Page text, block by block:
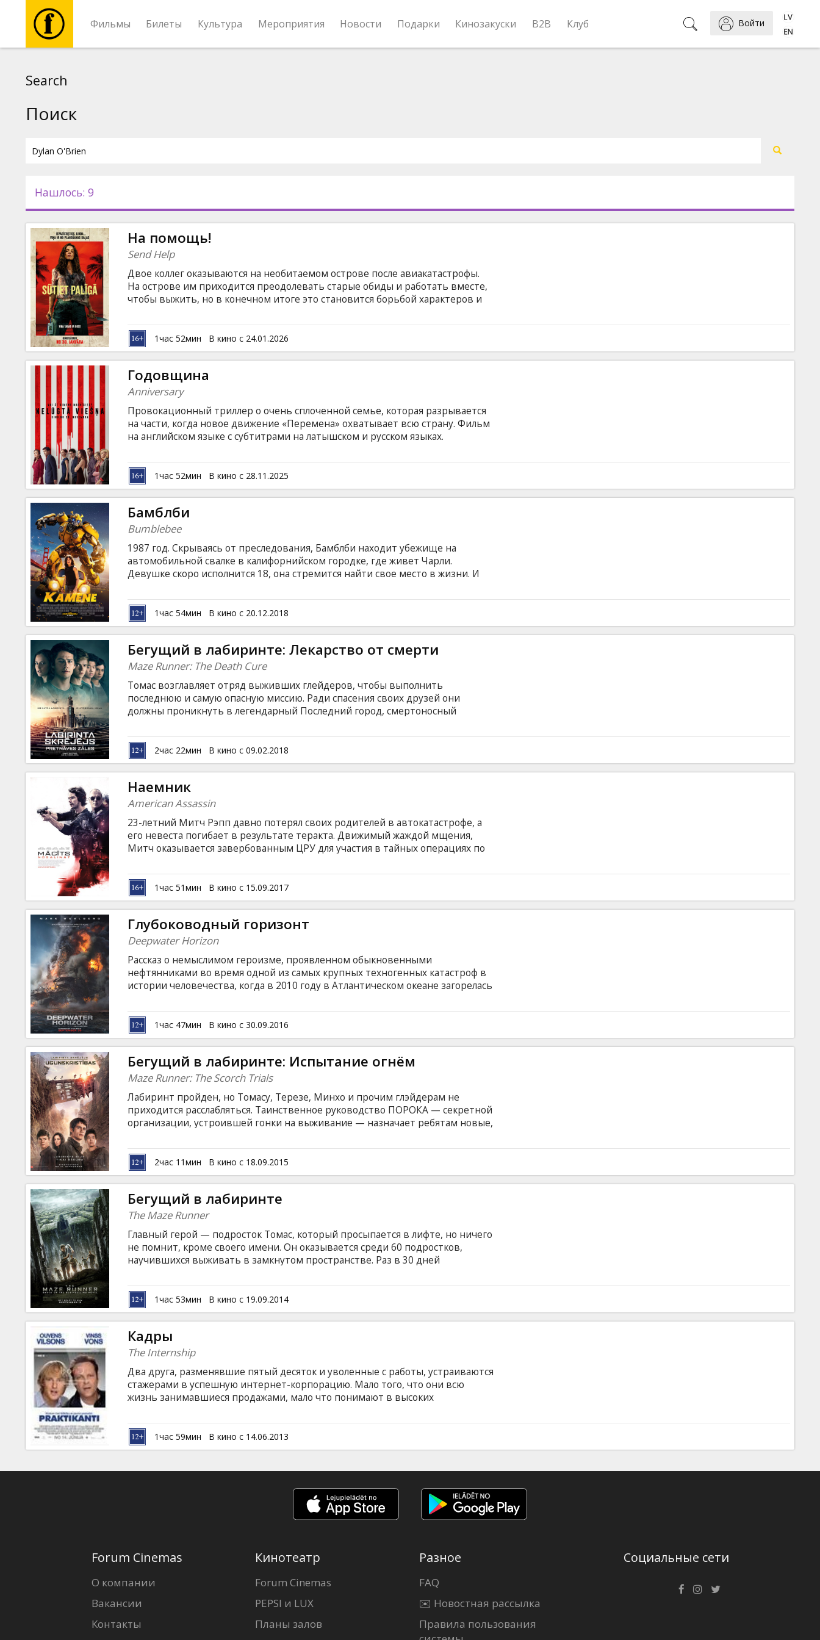
Фильмы Билеты Культура Мероприятия Новости Подарки Кинозакуски B2B Клуб Войти
Новости
Подарки
Кинозакуски
B2B
Клуб
Search
Поиск
Нашлось: 9
На помощь!
Send Help
Двое коллег оказываются на необитаемом острове после авиакатастрофы.
На острове им приходится преодолевать старые обиды и работать вместе,
чтобы выжить, но в конечном итоге это становится борьбой характеров и
на латышском и русском языках.
1час 52мин В кино с 24.01.2026
Годовщина
Anniversary
Провокационный триллер о очень сплоченной семье, которая разрывается
на части, когда новое движение «Перемена» охватывает всю страну. Фильм
на английском языке с субтитрами на латышском и русском языках.
1час 52мин В кино с 28.11.2025
Бамблби
Bumblebee
1987 год. Скрываясь от преследования, Бамблби находит убежище на
автомобильной свалке в калифорнийском городке, где живет Чарли.
Девушке скоро исполнится 18, она стремится найти свое место в жизни. И
Приведя его в чувство, Чарли моментально осознает: на ее пути оказался не
простой желтый Фольксваген Жук… Фильм на английском языке с
субтитрами на латышском и русском языках.Сеансы в формате 2D и 3D.
1час 54мин В кино с 20.12.2018
Бегущий в лабиринте: Лекарство от смерти
Maze Runner: The Death Cure
Томас возглавляет отряд выживших глейдеров, чтобы выполнить
последнюю и самую опасную миссию. Ради спасения своих друзей они
должны проникнуть в легендарный Последний город, смертоносный
то получит ответы на все вопросы, которые мучили глейдеров с момента
попадания в лабиринт. Фильм на английском языке с субтитрами на
латышском и русском языках.
2час 22мин В кино с 09.02.2018
Наемник
American Assassin
23-летний Митч Рэпп давно потерял своих родителей в автокатастрофе, а
его невеста погибает в результате теракта. Движимый жаждой мщения,
Митч оказывается завербованным ЦРУ для участия в тайных операциях по
берется ветеран Холодной войны Стэн Хёрли. Вместе они расследуют серию,
на первый взгляд, случайных нападений на военные и гражданские
объекты, и вскоре выясняется, что они - единственная надежда на
предотвращение Третьей мировой войны на Ближнем Востоке. Фильм на
английском языке с субтитрами на латышском и русском языках.
1час 51мин В кино с 15.09.2017
Глубоководный горизонт
Deepwater Horizon
Рассказ о немыслимом героизме, проявленном обыкновенными
нефтянниками во время одной из самых крупных техногенных катастроф в
истории человечества, когда в 2010 году в Атлантическом океане загорелась
невероятное мужество, чтобы вернуться к своим близким. Фильм на
английском языке с субтитрами на латышском и русском языках.
1час 47мин В кино с 30.09.2016
Бегущий в лабиринте: Испытание огнём
Maze Runner: The Scorch Trials
Лабиринт пройден, но Томасу, Терезе, Минхо и прочим глэйдерам не
приходится расслабляться. Таинственное руководство ПОРОКА — секретной
организации, устроившей гонки на выживание — назначает ребятам новые,
пустыне и встреча с жертвами неизлечимой болезни, которые отличаются
буйным нравом и непредсказуемым поведением. Фильм на английском
языке с субтитрами на латышском и русском языках.
2час 11мин В кино с 18.09.2015
Бегущий в лабиринте
The Maze Runner
Главный герой — подросток Томас, который просыпается в лифте, но ничего
не помнит, кроме своего имени. Он оказывается среди 60 подростков,
научившихся выживать в замкнутом пространстве. Раз в 30 дней
года. Они кормятся тем, что удается вырастить на земле, и пытаются найти
выход из лабиринта, окружающего их место жительства. Но однажды
появляется девочка в состоянии комы… Фильм на английском языке с
субтитрами на латышском и русском языках.
1час 53мин В кино с 19.09.2014
Кадры
The Internship
Два друга, разменявшие пятый десяток и уволенные с работы, устраиваются
стажерами в успешную интернет-корпорацию. Мало того, что они всю
жизнь занимавшиеся продажами, мало что понимают в высоких
непонятнее. Но выдержка и какой-никакой опыт помогут даже в самых
сложных ситуациях. Фильм на английском языке с субтитрами на латышском
и русском языках.
1час 59мин В кино с 14.06.2013
Forum Cinemas
О компании
Вакансии
Контакты
Кинотеатр
Forum Cinemas
PEPSI и LUX
Планы залов
Разное
FAQ
✉️ Новостная рассылка
Правила пользования
Социальные сети